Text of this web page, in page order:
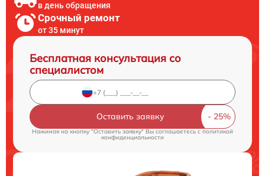
в день обращения
Срочный ремонт
от 35 минут
Бесплатная консультация со
специалистом
Оставить заявку
Нажимая на кнопку "Оставить заявку" Вы соглашаетесь cполитикой
конфиденциальности